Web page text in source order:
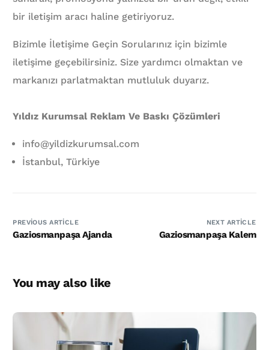
bir iletişim aracı haline getiriyoruz.
Bizimle İletişime Geçin Sorularınız için bizimle
iletişime geçebilirsiniz. Size yardımcı olmaktan ve
markanızı parlatmaktan mutluluk duyarız.
Yıldız Kurumsal Reklam Ve Baskı Çözümleri
info@yildizkurumsal.com
İstanbul, Türkiye
PREVIOUS ARTICLE
Gaziosmanpaşa Ajanda
NEXT ARTICLE
Gaziosmanpaşa Kalem
You may also like